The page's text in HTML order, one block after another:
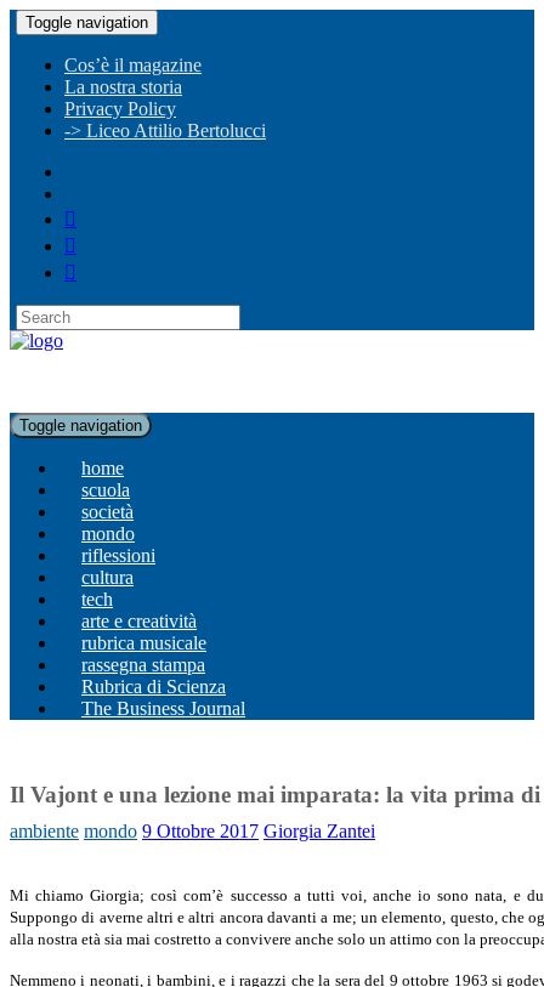
Toggle navigation
Cos’è il magazine
La nostra storia
Privacy Policy
-> Liceo Attilio Bertolucci
Toggle navigation
home
scuola
società
mondo
riflessioni
cultura
tech
arte e creatività
rubrica musicale
rassegna stampa
Rubrica di Scienza
The Business Journal
Il Vajont e una lezione mai imparata: la vita prima
ambiente mondo 9 Ottobre 2017 Giorgia Zantei
Mi chiamo Giorgia; così com’è successo a tutti voi, anche io sono nata, e
Suppongo di averne altri e altri ancora davanti a me; un elemento, questo, che
alla nostra età sia mai costretto a convivere anche solo un attimo con la
Nemmeno i neonati, i bambini, e i ragazzi che la sera del 9 ottobre 1963 si